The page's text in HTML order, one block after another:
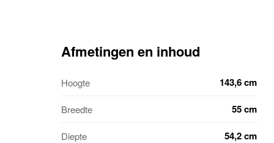
Afmetingen en inhoud
Hoogte 143,6 cm
Breedte 55 cm
Diepte 54,2 cm